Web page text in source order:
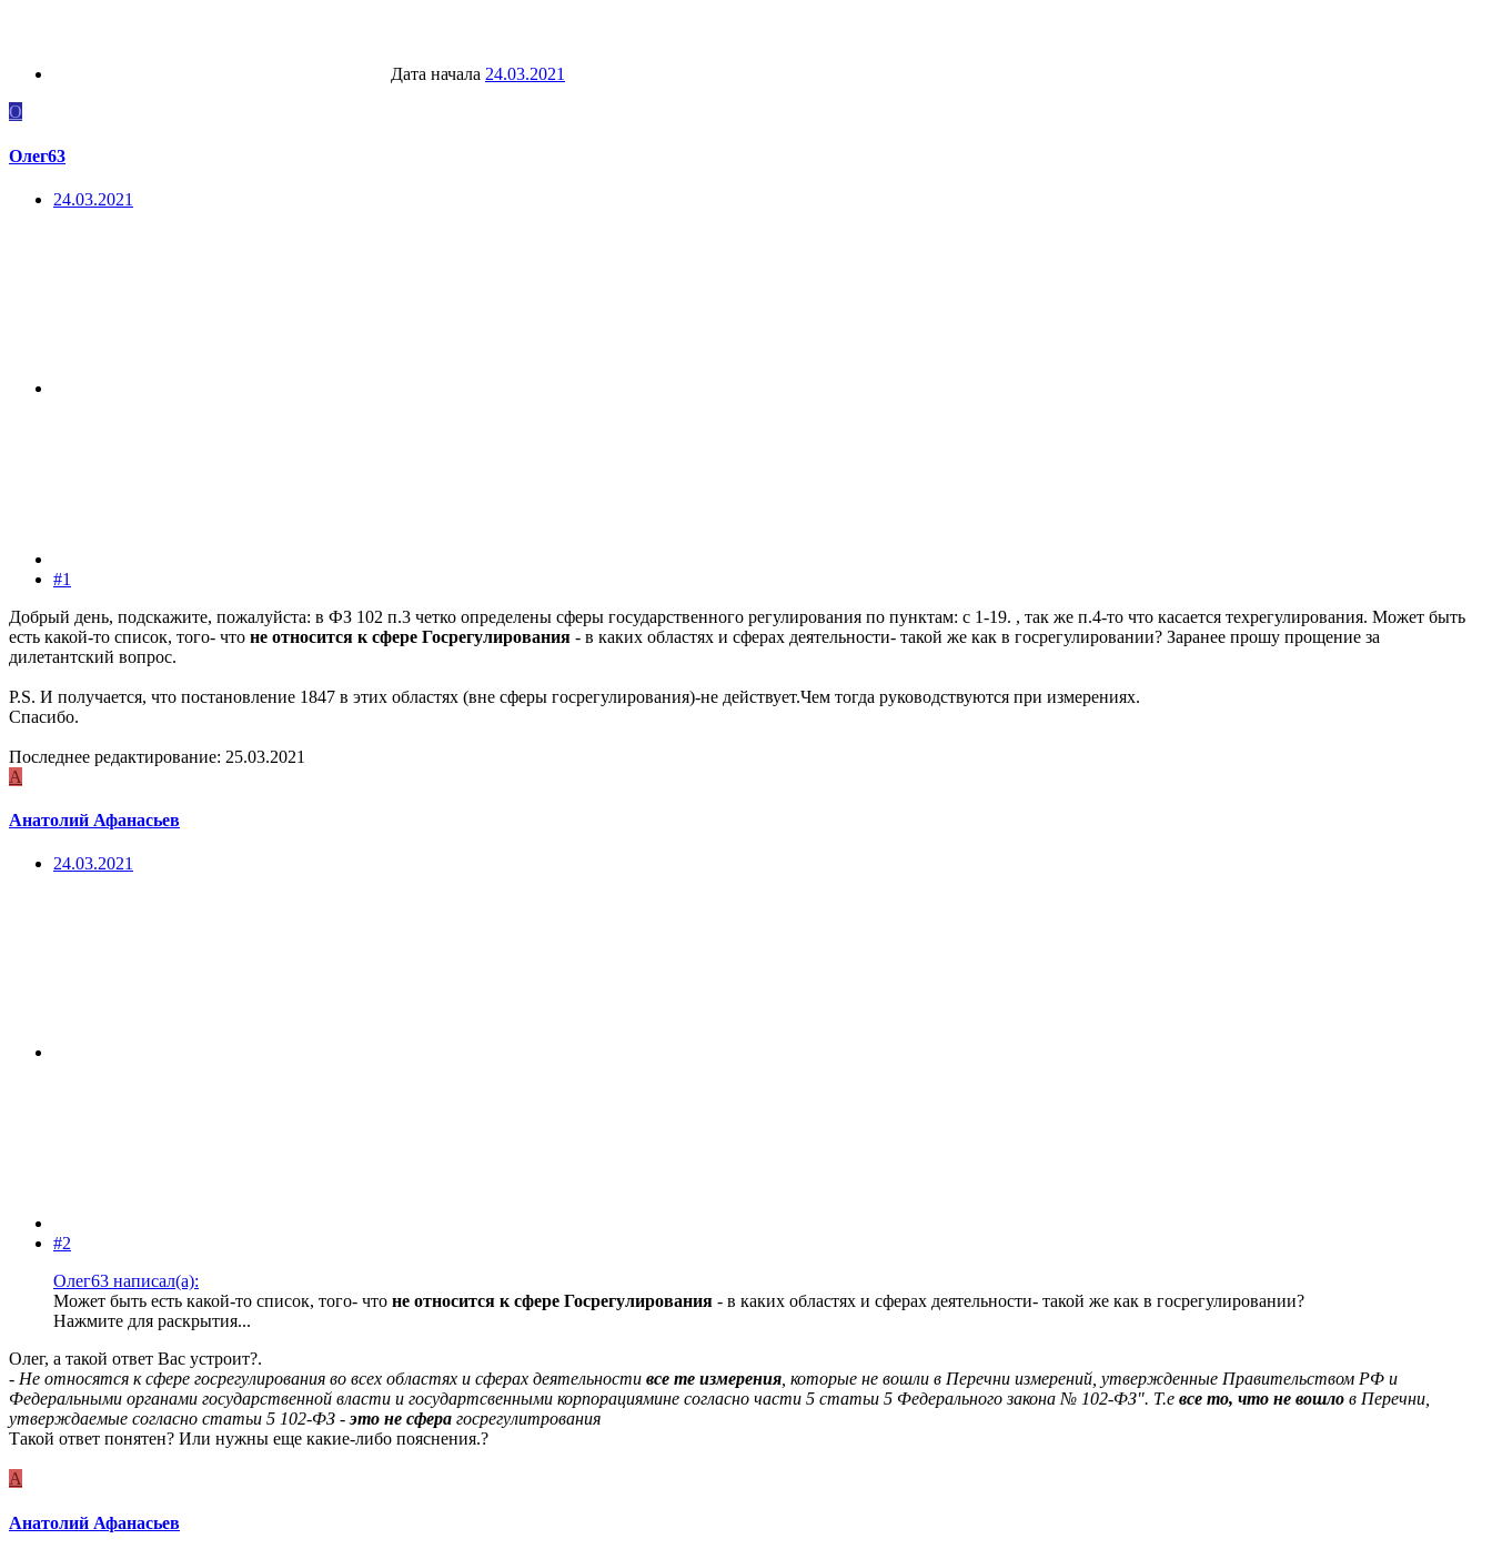
Дата начала 24.03.2021
О
Олег63
24.03.2021
#1
Добрый день, подскажите, пожалуйста: в ФЗ 102 п.3 четко определены сферы государственного регулирования по пунктам: с 1-19. , так же п.4-то что касается техрегулирования. Может быть
есть какой-то список, того- что не относится к сфере Госрегулирования - в каких областях и сферах деятельности- такой же как в госрегулировании? Заранее прошу прощение за
дилетантский вопрос.
P.S. И получается, что постановление 1847 в этих областях (вне сферы госрегулирования)-не действует.Чем тогда руководствуются при измерениях.
Спасибо.
Последнее редактирование: 25.03.2021
А
Анатолий Афанасьев
24.03.2021
#2
Олег63 написал(а):
Может быть есть какой-то список, того- что не относится к сфере Госрегулирования - в каких областях и сферах деятельности- такой же как в госрегулировании?
Нажмите для раскрытия...
Олег, а такой ответ Вас устроит?.
- Не относятся к сфере госрегулирования во всех областях и сферах деятельности все те измерения , которые не вошли в Перечни измерений, утвержденные Правительством РФ и
Федеральными органами государственной власти и государтсвенными корпорациямине согласно части 5 статьи 5 Федерального закона № 102-ФЗ". Т.е все то, что не вошло в Перечни,
утверждаемые согласно статьи 5 102-ФЗ -это не сфера госрегулитрования
Такой ответ понятен? Или нужны еще какие-либо пояснения.?
А
Анатолий Афанасьев